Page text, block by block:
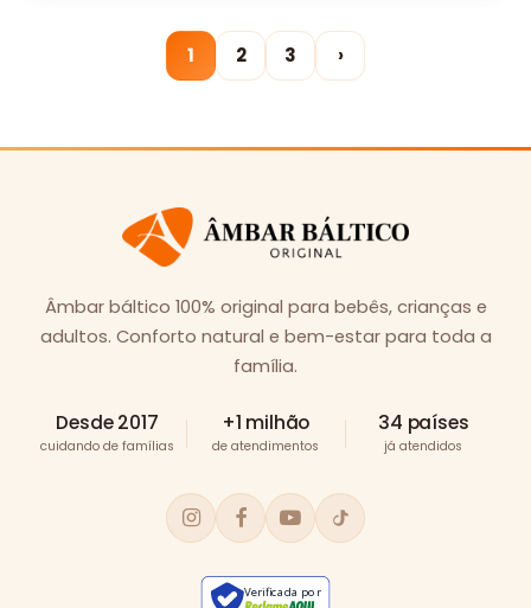
1 2 3 ›
Âmbar báltico 100% original para bebês, crianças e
adultos. Conforto natural e bem-estar para toda a
família.
Desde 2017
cuidando de famílias
+1 milhão
de atendimentos
34 países
já atendidos
Verificada por